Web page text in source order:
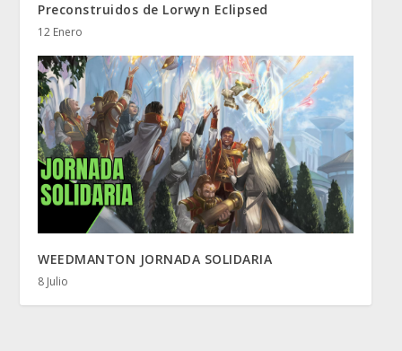
Preconstruidos de Lorwyn Eclipsed
12 Enero
WEEDMANTON JORNADA SOLIDARIA
8 Julio